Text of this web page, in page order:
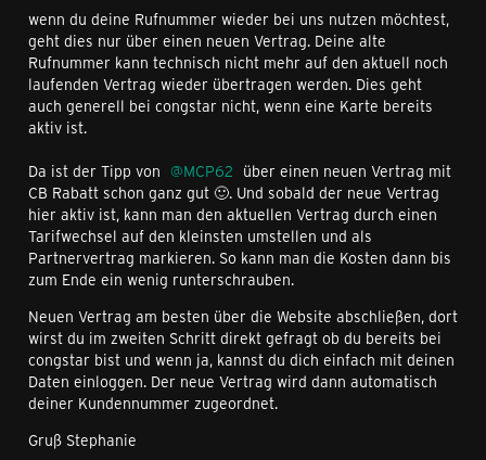
wenn du deine Rufnummer wieder bei uns nutzen möchtest,
geht dies nur über einen neuen Vertrag. Deine alte
Rufnummer kann technisch nicht mehr auf den aktuell noch
laufenden Vertrag wieder übertragen werden. Dies geht
auch generell bei congstar nicht, wenn eine Karte bereits
aktiv ist.
Da ist der Tipp von MCP62 über einen neuen Vertrag mit
CB Rabatt schon ganz gut 🙂. Und sobald der neue Vertrag
hier aktiv ist, kann man den aktuellen Vertrag durch einen
Tarifwechsel auf den kleinsten umstellen und als
Partnervertrag markieren. So kann man die Kosten dann bis
zum Ende ein wenig runterschrauben.
Neuen Vertrag am besten über die Website abschließen, dort
wirst du im zweiten Schritt direkt gefragt ob du bereits bei
congstar bist und wenn ja, kannst du dich einfach mit deinen
Daten einloggen. Der neue Vertrag wird dann automatisch
deiner Kundennummer zugeordnet.
Gruß Stephanie